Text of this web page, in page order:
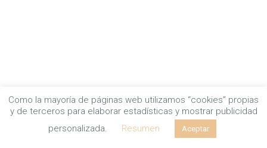
Como la mayoría de páginas web utilizamos “cookies” propias
y de terceros para elaborar estadísticas y mostrar publicidad
personalizada.
Resumen Aceptar
Envía un WhatsApp